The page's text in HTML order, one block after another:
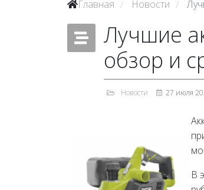
Главная / Новости /
Лучшие
обзор и
Новости 27 июля
В